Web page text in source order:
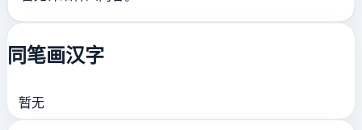
同笔画汉字
暂无